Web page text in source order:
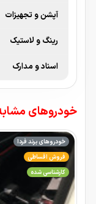
آپشن و تجهیزات
رینگ و لاستیک
اسناد و مدارک
خودروهای
خودروهای برند فردا
فروش اقساطی
کارشناسی شده